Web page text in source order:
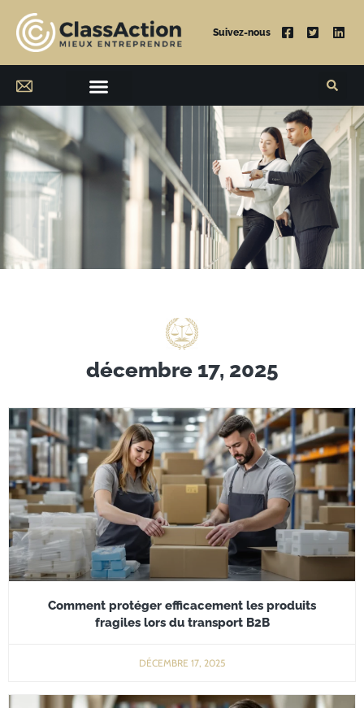
Suivez-nous
décembre 17, 2025
Comment protéger efficacement les produits
fragiles lors du transport B2B
DÉCEMBRE 17, 2025